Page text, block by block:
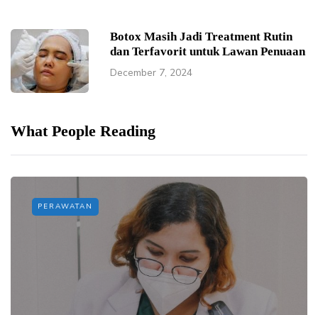
Botox Masih Jadi Treatment Rutin
dan Terfavorit untuk Lawan Penuaan
December 7, 2024
What People Reading
PERAWATAN